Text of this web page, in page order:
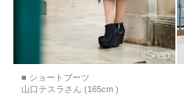
■ ショートブーツ
山口テスラさん (165cm )